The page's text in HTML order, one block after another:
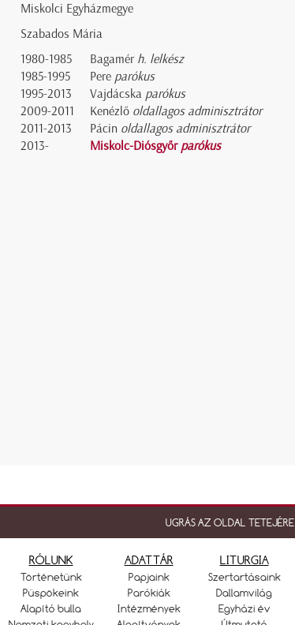
Miskolci Egyházmegye
Szabados Mária
1980-1985 Bagamér h. lelkész
1985-1995
Pere parókus
1995-2013
Vajdácska parókus
2009-2011
Kenézlő oldallagos adminisztrátor
2011-2013
Pácin oldallagos adminisztrátor
2013-
Miskolc-Diósgyőr parókus
UGRÁS AZ OLDAL TETEJÉRE
RÓLUNK
Történetünk
Püspökeink
Alapító bulla
ADATTÁR
Papjaink
Parókiák
Intézmények
LITURGIA
Szertartásaink
Dallamvilág
Egyházi év